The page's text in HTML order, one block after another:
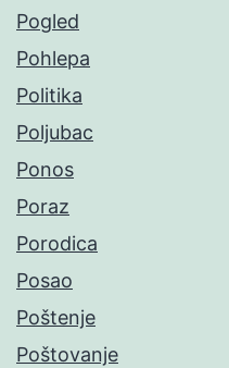
Pogled
Pohlepa
Politika
Poljubac
Ponos
Poraz
Porodica
Posao
Poštenje
Poštovanje